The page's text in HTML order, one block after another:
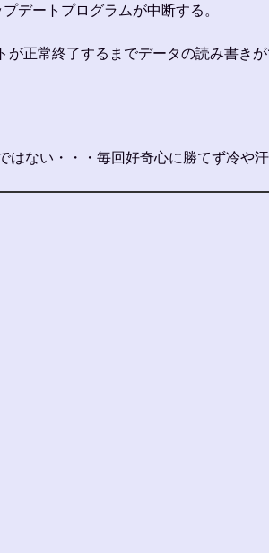
トプログラムが中断する。
正常終了するまでデータの読み書き
い・・・毎回好奇心に勝てず冷や